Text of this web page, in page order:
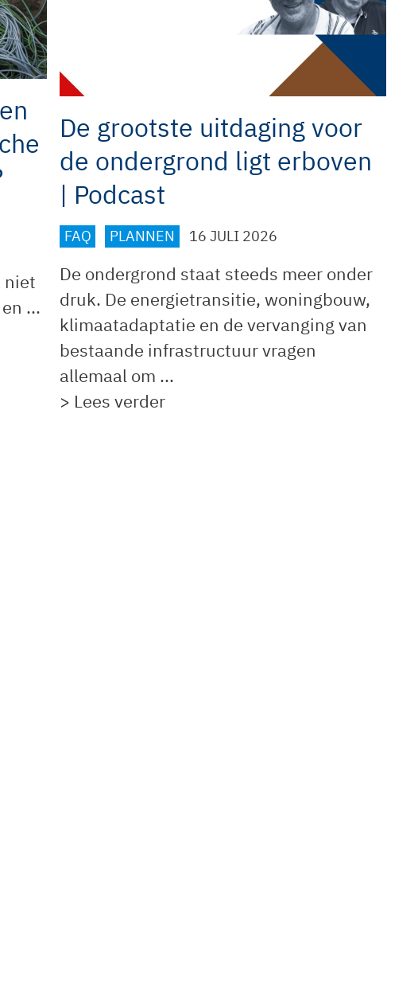
niet
...
De grootste uitdaging voor
de ondergrond ligt erboven
| Podcast
FAQ PLANNEN 16 JULI 2026
De ondergrond staat steeds meer onder
druk. De energietransitie, woningbouw,
klimaatadaptatie en de vervanging van
bestaande infrastructuur vragen
allemaal om ...
> Lees verder